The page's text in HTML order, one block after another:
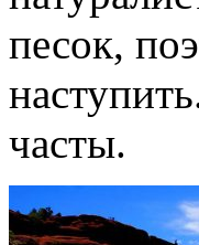
песок,
часты.